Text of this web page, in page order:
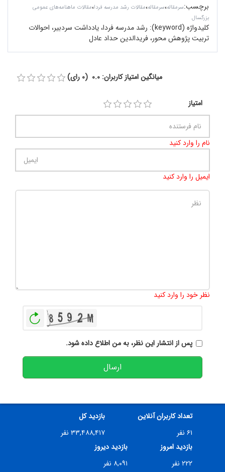
برچسب:سرمقاله،سرمقاله،مقالات رشد مدرسه فردا،مقالات ماهنامه‌های عمومی
بزرگسال
کلیدواژه (keyword):
رشد مدرسه فردا، یادداشت سردبیر، احوالات
تربیت پژوهش محور، فریدالدین حداد عادل
میانگین امتیاز کاربران: 0.0 (0 رای)
امتیاز
نام را وارد کنید
ایمیل را وارد کنید
نظر خود را وارد کنید
پس از انتشار این نظر، به من اطلاع داده شود.
ارسال
تعداد کاربران آنلاین
۶۱ نفر
بازدید کل
۳۳,۴۸۸,۴۱۷ نفر
بازدید امروز
۲۲۲ نفر
بازدید دیروز
۸,۰۹۱ نفر